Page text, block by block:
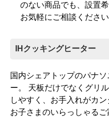
のない商品でも、設置
お気軽にご相談ください
IHクッキングヒーター
国内シェアトップのパナ
ー。 天板だけでなくグリ
しやすく、お手入れがカ
お子さまのいらっしゃるご